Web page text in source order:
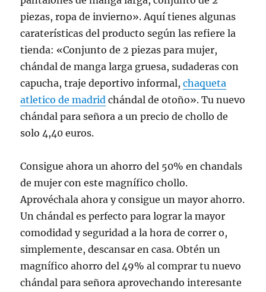
piezas, ropa de invierno». Aquí tienes algunas
caraterísticas del producto según las refiere la
tienda: «Conjunto de 2 piezas para mujer,
chándal de manga larga gruesa, sudaderas con
capucha, traje deportivo informal,chaqueta
atletico de madrid chándal de otoño». Tu nuevo
chándal para señora a un precio de chollo de
solo 4,40 euros.
Consigue ahora un ahorro del 50% en chandals
de mujer con este magnífico chollo.
Aprovéchala ahora y consigue un mayor ahorro.
Un chándal es perfecto para lograr la mayor
comodidad y seguridad a la hora de correr o,
simplemente, descansar en casa. Obtén un
magnífico ahorro del 49% al comprar tu nuevo
chándal para señora aprovechando interesante